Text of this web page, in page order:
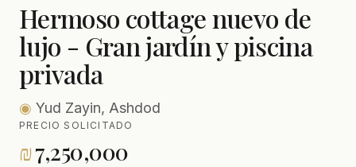
Hermoso cottage nuevo de
lujo - Gran jardín y piscina
privada
◉ Yud Zayin, Ashdod
PRECIO SOLICITADO
₪7,250,000